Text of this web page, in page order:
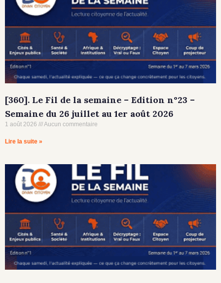
[360]. Le Fil de la semaine – Edition n°23 –
Semaine du 26 juillet au 1er août 2026
1 août 2026 Aucun commentaire
Lire la suite »